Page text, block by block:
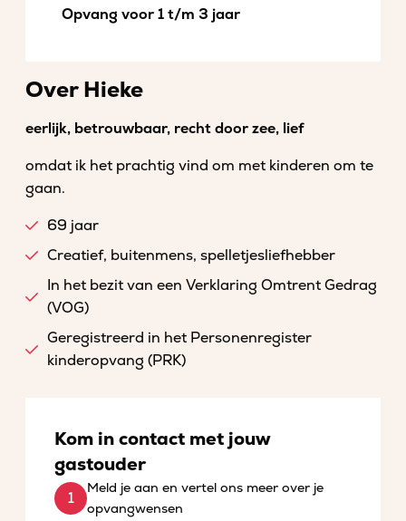
Opvang voor 1 t/m 3 jaar
Over Hieke
eerlijk, betrouwbaar, recht door zee, lief
omdat ik het prachtig vind om met kinderen om te
gaan.
69 jaar
Creatief, buitenmens, spelletjesliefhebber
In het bezit van een Verklaring Omtrent Gedrag
(VOG)
Geregistreerd in het Personenregister
kinderopvang (PRK)
Kom in contact met jouw
gastouder
Meld je aan en vertel ons meer over je
opvangwensen